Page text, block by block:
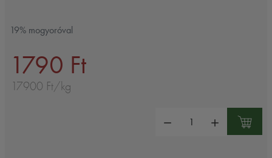
19% mogyoróval
1790 Ft
17900 Ft/kg